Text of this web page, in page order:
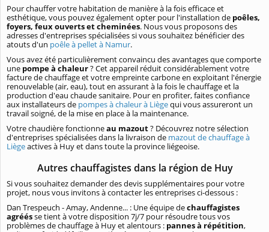
Pour chauffer votre habitation de manière à la fois efficace et
esthétique, vous pouvez également opter pour l'installation de poêles,
foyers, feux ouverts et cheminées. Nous vous proposons des
adresses d'entreprises spécialisées si vous souhaitez bénéficier des
atouts d'un poêle à pellet à Namur.
Vous avez été particulièrement convaincu des avantages que comporte
une pompe à chaleur? Cet appareil réduit considérablement votre
facture de chauffage et votre empreinte carbone en exploitant l'énergie
renouvelable (air, eau), tout en assurant à la fois le chauffage et la
production d'eau chaude sanitaire. Pour en profiter, faites confiance
aux installateurs de pompes à chaleur à Liègequi vous assureront un
travail soigné, de la mise en place à la maintenance.
Votre chaudière fonctionneau mazout? Découvrez notre sélection
d'entreprises spécialisées dans la livraison de mazout de chauffage à
Liègeactives à Huy et dans toute la province liégeoise.
Autres chauffagistes dans la région de Huy
Si vous souhaitez demander des devis supplémentaires pour votre
projet, nous vous invitons à contacter les entreprises ci-dessous :
Dan Trespeuch - Amay, Andenne... : Une équipe dechauffagistes
agréésse tient à votre disposition 7j/7 pour résoudre tous vos
problèmes de chauffage à Huy et alentours : pannes à répétition,